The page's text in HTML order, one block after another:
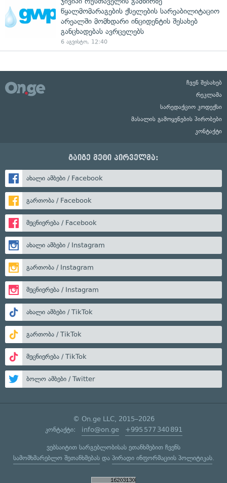
წყალმომარაგების ქსელების სარეაბილიტაციო
არეალში მომხდარი ინციდენტის შესახებ
განცხადებას ავრცელებს
6 აგვისტო, 12:40
ჩვენ შესახებ
რეკლამა
სარედაქციო კოდექსი
მასალის გამოყენების პირობები
კონტაქტი
გაიგე მეტი პირველმა:
ახალი ამბები / Facebook
გართობა / Facebook
მეცნიერება / Facebook
ახალი ამბები / Instagram
გართობა / Instagram
მეცნიერება / Instagram
ახალი ამბები / TikTok
გართობა / TikTok
მეცნიერება / TikTok
ბოლო ამბები / Twitter
© On.ge LLC, 2015–2026
კონტაქტი: info@on.ge +995 577 340 891
ვებსაიტით სარგებლობისას ეთანხმებით ჩვენს
სამომხმარებლო შეთანხმებასდა პირადი ინფორმაციის პოლიტიკას.